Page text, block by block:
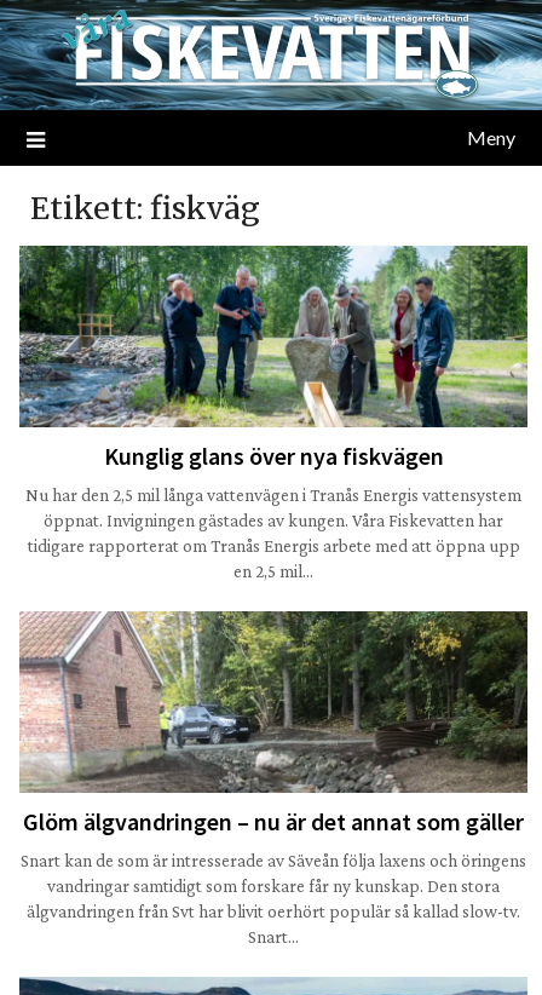
Meny
Etikett: fiskväg
Kunglig glans över nya fiskvägen
Nu har den 2,5 mil långa vattenvägen i Tranås Energis vattensystem
öppnat. Invigningen gästades av kungen. Våra Fiskevatten har
tidigare rapporterat om Tranås Energis arbete med att öppna upp
en 2,5 mil…
Glöm älgvandringen – nu är det annat som gäller
Snart kan de som är intresserade av Säveån följa laxens och öringens
vandringar samtidigt som forskare får ny kunskap. Den stora
älgvandringen från Svt har blivit oerhört populär så kallad slow-tv.
Snart…